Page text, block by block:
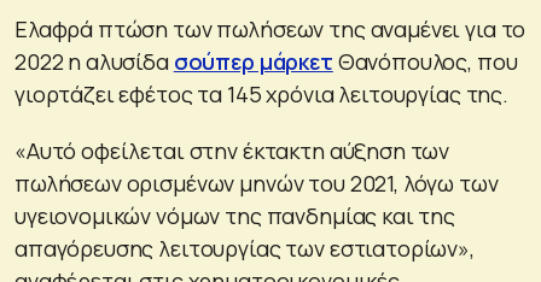
Ελαφρά πτώση των πωλήσεων της αναμένει για το
2022 η αλυσίδα σούπερ μάρκετ Θανόπουλος, που
γιορτάζει εφέτος τα 145 χρόνια λειτουργίας της.
«Αυτό οφείλεται στην έκτακτη αύξηση των
πωλήσεων ορισμένων μηνών του 2021, λόγω των
υγειονομικών νόμων της πανδημίας και της
απαγόρευσης λειτουργίας των εστιατορίων»,